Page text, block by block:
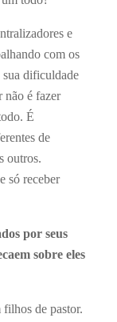
e
com os
sua dificuldade
não é fazer
É
de
outros.
só receber
por seus
sobre eles
filhos de pastor.